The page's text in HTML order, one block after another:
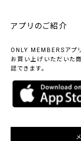
アプリのご紹介
ONLY MEMBERSアプ
お買い上げいただいた
認できます。